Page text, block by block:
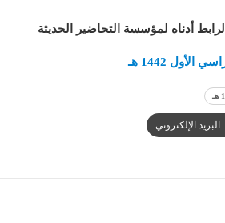
أدناه لمؤسسة التحاضير الحديثة
1442 هـ
البريد الإلكتروني